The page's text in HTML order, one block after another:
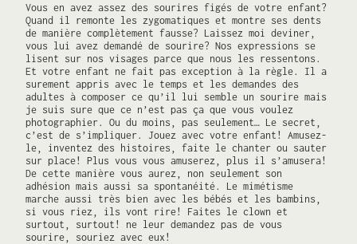
Vous en avez assez des sourires figés de votre enfant?
Quand il remonte les zygomatiques et montre ses dents
de manière complètement fausse? Laissez moi deviner,
vous lui avez demandé de sourire? Nos expressions se
lisent sur nos visages parce que nous les ressentons.
Et votre enfant ne fait pas exception à la règle. Il a
surement appris avec le temps et les demandes des
adultes à composer ce qu’il lui semble un sourire mais
je suis sure que ce n’est pas ça que vous voulez
photographier. Ou du moins, pas seulement… Le secret,
c’est de s’impliquer. Jouez avec votre enfant! Amusez-
le, inventez des histoires, faite le chanter ou sauter
sur place! Plus vous vous amuserez, plus il s’amusera!
De cette manière vous aurez, non seulement son
adhésion mais aussi sa spontanéité. Le mimétisme
marche aussi très bien avec les bébés et les bambins,
si vous riez, ils vont rire! Faites le clown et
surtout, surtout! ne leur demandez pas de vous
sourire, souriez avec eux!